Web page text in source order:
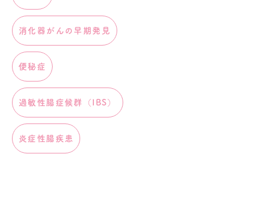
消化器がんの早期発見
便秘症
過敏性腸症候群（IBS）
炎症性腸疾患